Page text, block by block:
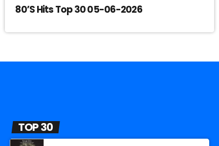
80’S Hits Top 30 05-06-2026
TOP 30